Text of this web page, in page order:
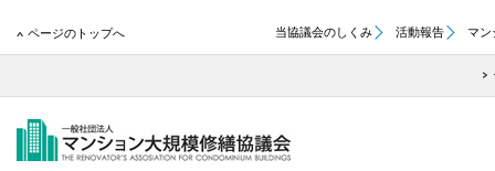
ページのトップへ 当協議会のしくみ 活動報告 マン